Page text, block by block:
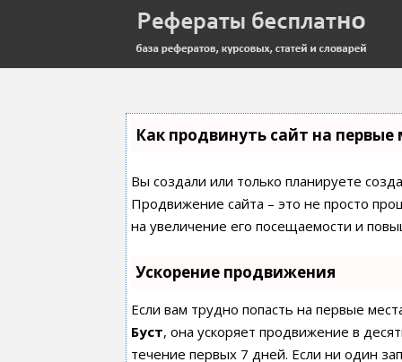
Как продвинуть сайт на первые
Вы создали или только планируете
Продвижение сайта – это не просто
на увеличение его посещаемости и
Ускорение продвижения
Если вам трудно попасть на первые
Буст, она ускоряет продвижение в
течение первых 7 дней. Если ни один